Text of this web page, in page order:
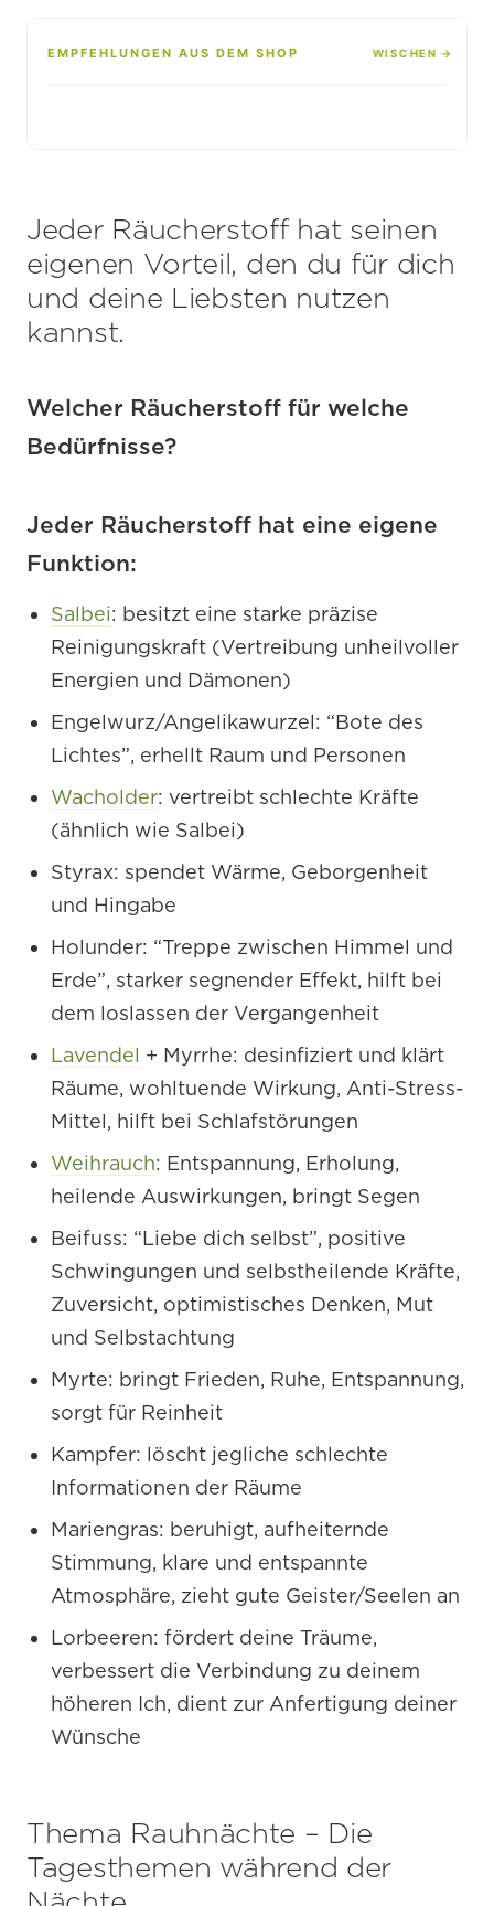
EMPFEHLUNGEN AUS DEM SHOP
Jeder Räucherstoff hat seinen
eigenen Vorteil, den du für dich
und deine Liebsten nutzen
kannst.
Welcher Räucherstoff für welche
Bedürfnisse?
Jeder Räucherstoff hat eine eigene
Funktion:
Salbei: besitzt eine starke präzise
Reinigungskraft (Vertreibung unheilvoller
Energien und Dämonen)
Engelwurz/Angelikawurzel: “Bote des
Lichtes”, erhellt Raum und Personen
Wacholder: vertreibt schlechte Kräfte
(ähnlich wie Salbei)
Styrax: spendet Wärme, Geborgenheit
und Hingabe
Holunder: “Treppe zwischen Himmel und
Erde”, starker segnender Effekt, hilft bei
dem loslassen der Vergangenheit
Lavendel + Myrrhe: desinfiziert und klärt
Räume, wohltuende Wirkung, Anti-Stress-
Mittel, hilft bei Schlafstörungen
Weihrauch: Entspannung, Erholung,
heilende Auswirkungen, bringt Segen
Beifuss: “Liebe dich selbst”, positive
Schwingungen und selbstheilende Kräfte,
Zuversicht, optimistisches Denken, Mut
und Selbstachtung
Myrte: bringt Frieden, Ruhe, Entspannung,
sorgt für Reinheit
Kampfer: löscht jegliche schlechte
Informationen der Räume
Mariengras: beruhigt, aufheiternde
Stimmung, klare und entspannte
Atmosphäre, zieht gute Geister/Seelen an
Lorbeeren: fördert deine Träume,
verbessert die Verbindung zu deinem
höheren Ich, dient zur Anfertigung deiner
Wünsche
Thema Rauhnächte – Die
Tagesthemen während der